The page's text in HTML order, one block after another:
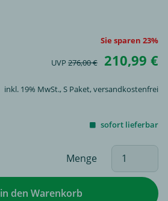
Sie sparen 23%
UVP 276,00 € 210,99 €
inkl. 19% MwSt.,S Paket, versandkostenfrei
sofort lieferbar
Menge
in den Warenkorb